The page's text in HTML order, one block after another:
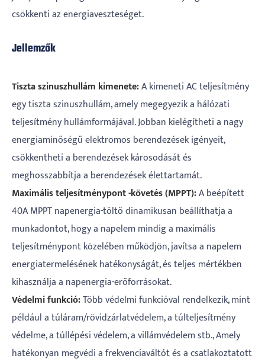
csökkenti az energiaveszteséget.
Jellemzők
Tiszta szinuszhullám kimenete:A kimeneti AC teljesítmény
egy tiszta szinuszhullám, amely megegyezik a hálózati
teljesítmény hullámformájával. Jobban kielégítheti a nagy
energiaminőségű elektromos berendezések igényeit,
csökkentheti a berendezések károsodását és
meghosszabbítja a berendezések élettartamát.
Maximális teljesítménypont -követés (MPPT):A beépített
40A MPPT napenergia-töltő dinamikusan beállíthatja a
munkadontot, hogy a napelem mindig a maximális
teljesítménypont közelében működjön, javítsa a napelem
energiatermelésének hatékonyságát, és teljes mértékben
kihasználja a napenergia-erőforrásokat.
Védelmi funkció:Több védelmi funkcióval rendelkezik, mint
például a túláram/rövidzárlatvédelem, a túlteljesítmény
védelme, a túllépési védelem, a villámvédelem stb., Amely
hatékonyan megvédi a frekvenciaváltót és a csatlakoztatott